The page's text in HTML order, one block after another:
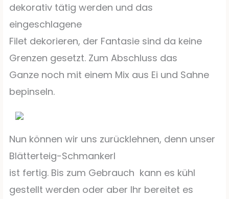
dekorativ tätig werden und das
eingeschlagene
Filet dekorieren, der Fantasie sind da keine
Grenzen gesetzt. Zum Abschluss das
Ganze noch mit einem Mix aus Ei und Sahne
bepinseln.
Nun können wir uns zurücklehnen, denn unser
Blätterteig-Schmankerl
ist fertig. Bis zum Gebrauch kann es kühl
gestellt werden oder aber Ihr bereitet es